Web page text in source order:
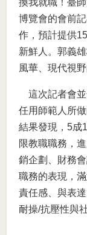
換我就職！臺
博覽會的會前
作，預計提供
新鮮人。郭義
風華、現代視
這次記者會並
任用師範人所
結果發現，5成
限教職職務，
銷企劃、財務
職務的表現，
責任感、與表
耐操/抗壓性與